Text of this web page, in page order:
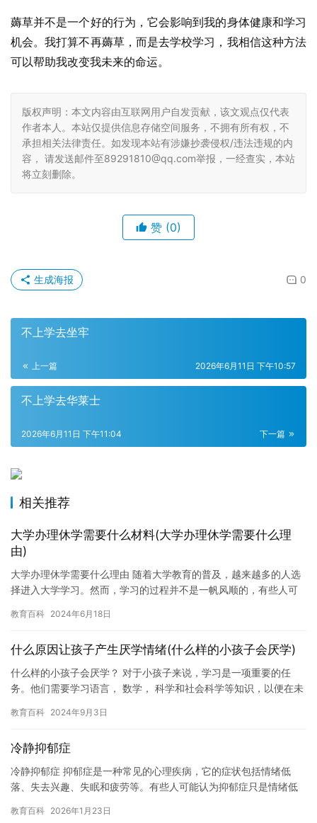
薅草并不是一个好的行为，它会影响到我的身体健康和学习
机会。我打算不再薅草，而是去学校学习，我相信这种方法
可以帮助我改变我未来的命运。
版权声明：本文内容由互联网用户自发贡献，该文观点仅代表
作者本人。本站仅提供信息存储空间服务，不拥有所有权，不
承担相关法律责任。如发现本站有涉嫌抄袭侵权/违法违规的内
容， 请发送邮件至89291810@qq.com举报，一经查实，本站
将立刻删除。
赞 (0)
0
生成海报
不上学去坐牢
上一篇 2026年6月11日 下午10:57
不上学去华莱士
下一篇
2026年6月11日 下午11:04
相关推荐
大学办理休学需要什么材料(大学办理休学需要什么理
由)
大学办理休学需要什么理由 随着大学教育的普及，越来越多的人选
择进入大学学习。然而，学习的过程并不是一帆风顺的，有些人可
那么…
教育百科 2024年6月18日
什么原因让孩子产生厌学情绪(什么样的小孩子会厌学)
什么样的小孩子会厌学？ 对于小孩子来说，学习是一项重要的任
务。他们需要学习语言， 数学， 科学和社会科学等知识，以便在未
到…
教育百科 2024年9月3日
冷静抑郁症
冷静抑郁症 抑郁症是一种常见的心理疾病，它的症状包括情绪低
落、失去兴趣、失眠和疲劳等。有些人可能认为抑郁症只是情绪低
响一个…
教育百科 2026年1月23日